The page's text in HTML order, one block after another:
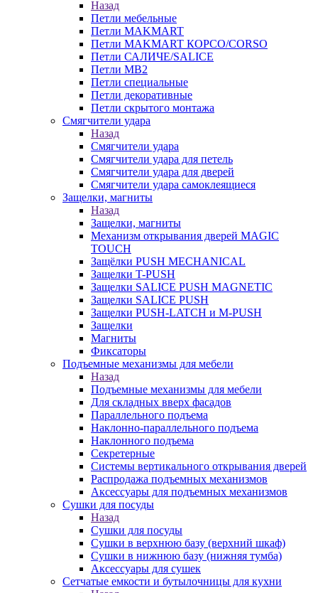
Назад
Петли мебельные
Петли MAKMART
Петли MAKMART КОРСО/CORSO
Петли САЛИЧЕ/SALICE
Петли MB2
Петли специальные
Петли декоративные
Петли скрытого монтажа
Смягчители удара
Назад
Смягчители удара
Смягчители удара для петель
Смягчители удара для дверей
Cмягчители удара самоклеящиеся
Защелки, магниты
Назад
Защелки, магниты
Механизм открывания дверей MAGIC
TOUCH
Защёлки PUSH MECHANICAL
Защелки T-PUSH
Защелки SALICE PUSH MAGNETIC
Защелки SALICE PUSH
Защелки PUSH-LATCH и M-PUSH
Защелки
Магниты
Фиксаторы
Подъемные механизмы для мебели
Назад
Подъемные механизмы для мебели
Для складных вверх фасадов
Параллельного подъема
Наклонно-параллельного подъема
Наклонного подъема
Секретерные
Системы вертикального открывания дверей
Распродажа подъемных механизмов
Аксессуары для подъемных механизмов
Сушки для посуды
Назад
Сушки для посуды
Сушки в верхнюю базу (верхний шкаф)
Сушки в нижнюю базу (нижняя тумба)
Аксессуары для сушек
Сетчатые емкости и бутылочницы для кухни